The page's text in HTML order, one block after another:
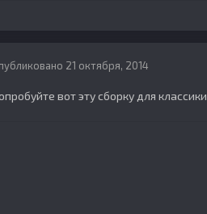
21 октября, 2014
вот эту сборку для классики